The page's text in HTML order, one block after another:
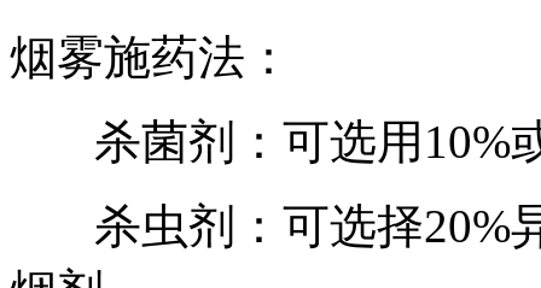
烟雾施药法：
杀菌剂：可选用10%
杀虫剂：可选择20%